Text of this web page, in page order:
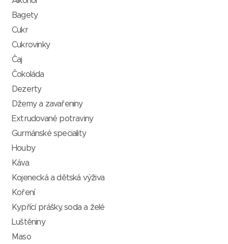
Bagety
Cukr
Cukrovinky
Čaj
Čokoláda
Dezerty
Džemy a zavařeniny
Extrudované potraviny
Gurmánské speciality
Houby
Káva
Kojenecká a dětská výživa
Koření
Kypřící prášky, soda a želé
Luštěniny
Maso